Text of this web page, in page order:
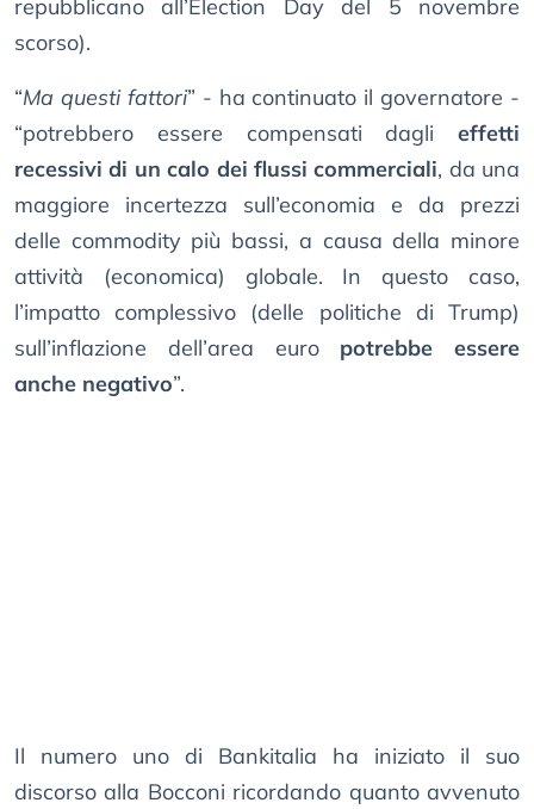
repubblicano all’Election Day del 5 novembre
scorso).
“Ma questi fattori” - ha continuato il governatore -
“potrebbero essere compensati dagli effetti
recessivi di un calo dei flussi commerciali, da una
maggiore incertezza sull’economia e da prezzi
delle commodity più bassi, a causa della minore
attività (economica) globale. In questo caso,
l’impatto complessivo (delle politiche di Trump)
sull’inflazione dell’area euro potrebbe essere
anche negativo”.
Il numero uno di Bankitalia ha iniziato il suo
discorso alla Bocconi ricordando quanto avvenuto